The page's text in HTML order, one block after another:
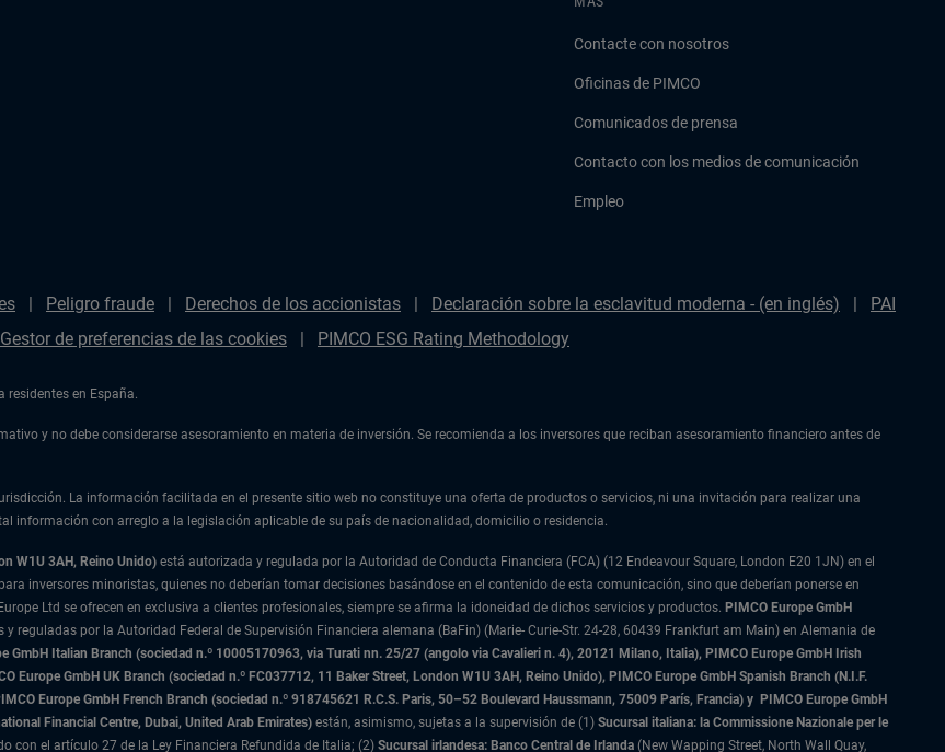
Contacte con nosotros
Oficinas de PIMCO
Comunicados de prensa
Contacto con los medios de comunicación
Empleo
Peligro fraude Derechos de los accionistas Declaración sobre la esclavitud moderna - (en inglés)
PAI
Gestor de preferencias de las cookies PIMCO ESG Rating Methodology
residentes en España.
y no debe considerarse asesoramiento en materia de inversión. Se recomienda a los inversores que reciban asesoramiento financiero antes de
La información facilitada en el presente sitio web no constituye una oferta de productos o servicios, ni una invitación para realizar una
información con arreglo a la legislación aplicable de su país de nacionalidad, domicilio o residencia.
W1U 3AH, Reino Unido) está autorizada y regulada por la Autoridad de Conducta Financiera (FCA) (12 Endeavour Square, London E20 1JN) en el
inversores minoristas, quienes no deberían tomar decisiones basándose en el contenido de esta comunicación, sino que deberían ponerse en
Ltd se ofrecen en exclusiva a clientes profesionales, siempre se afirma la idoneidad de dichos servicios y productos. PIMCO Europe GmbH
y reguladas por la Autoridad Federal de Supervisión Financiera alemana (BaFin) (Marie- Curie-Str. 24-28, 60439 Frankfurt am Main) en Alemania de
GmbH Italian Branch (sociedad n.º 10005170963, via Turati nn. 25/27 (angolo via Cavalieri n. 4), 20121 Milano, Italia), PIMCO Europe GmbH Irish
Europe GmbH UK Branch (sociedad n.º FC037712, 11 Baker Street, London W1U 3AH, Reino Unido), PIMCO Europe GmbH Spanish Branch (N.I.F.
Europe GmbH French Branch (sociedad n.º 918745621 R.C.S. Paris, 50–52 Boulevard Haussmann, 75009 París, Francia) y PIMCO Europe GmbH
Financial Centre, Dubai, United Arab Emirates) están, asimismo, sujetas a la supervisión de (1) Sucursal italiana: la Commissione Nazionale per le
con el artículo 27 de la Ley Financiera Refundida de Italia; (2) Sucursal irlandesa: Banco Central de Irlanda (New Wapping Street, North Wall Quay,